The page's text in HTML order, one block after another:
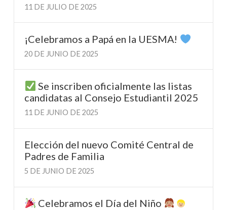
11 DE JULIO DE 2025
¡Celebramos a Papá en la UESMA!
20 DE JUNIO DE 2025
Se inscriben oficialmente las listas
candidatas al Consejo Estudiantil 2025
11 DE JUNIO DE 2025
Elección del nuevo Comité Central de
Padres de Familia
5 DE JUNIO DE 2025
Celebramos el Día del Niño